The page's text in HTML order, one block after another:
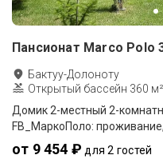
Пансионат Marco Polo
Бактуу-Долоноту
Открытый бассейн 360 м²
Домик 2-местный 2-
FB_МаркоПоло:
от 9 454 ₽ для 2 гостей